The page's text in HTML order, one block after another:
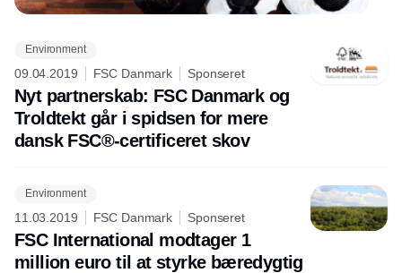
Environment
09.04.2019 FSC Danmark Sponseret
Nyt partnerskab: FSC Danmark og
Troldtekt går i spidsen for mere
dansk FSC®-certificeret skov
Environment
11.03.2019 FSC Danmark Sponseret
FSC International modtager 1
million euro til at styrke bæredygtig